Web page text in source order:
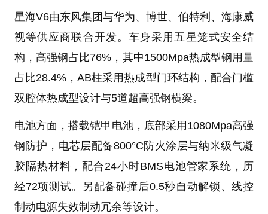
星海V6由东风集团与华为、博世、伯特利、海康威
视等供应商联合开发。车身采用五星笼式安全结
构，高强钢占比76%，其中1500Mpa热成型钢用量
占比28.4%，AB柱采用热成型门环结构，配合门槛
双腔体热成型设计与5道超高强钢横梁。
电池方面，搭载铠甲电池，底部采用1080Mpa高强
钢防护，电芯层配备800°C防火涂层与纳米级气凝
胶隔热材料，配合24小时BMS电池管家系统，历
经72项测试。另配备碰撞后0.5秒自动解锁、线控
制动电源失效制动冗余等设计。